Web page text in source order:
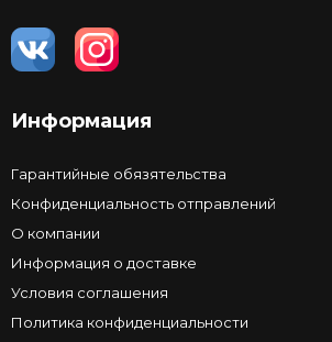
Информация
Гарантийные обязятельства
Конфиденциальность отправлений
О компании
Информация о доставке
Условия соглашения
Политика конфиденциальности